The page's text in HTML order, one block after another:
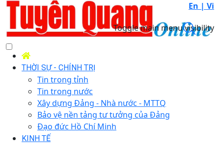
En | Vi
Toggle main menu visibility
THỜI SỰ - CHÍNH TRỊ
Tin trong tỉnh
Tin trong nước
Xây dựng Đảng - Nhà nước - MTTQ
Bảo vệ nền tảng tư tưởng của Đảng
Đạo đức Hồ Chí Minh
KINH TẾ